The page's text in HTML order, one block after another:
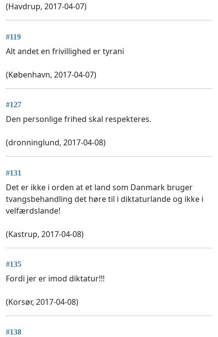
(Havdrup, 2017-04-07)
#119
Alt andet en frivillighed er tyrani
(København, 2017-04-07)
#127
Den personlige frihed skal respekteres.
(dronninglund, 2017-04-08)
#131
Det er ikke i orden at et land som Danmark bruger
tvangsbehandling det høre til i diktaturlande og ikke i
velfærdslande!
(Kastrup, 2017-04-08)
#135
Fordi jer er imod diktatur!!!
(Korsør, 2017-04-08)
#138